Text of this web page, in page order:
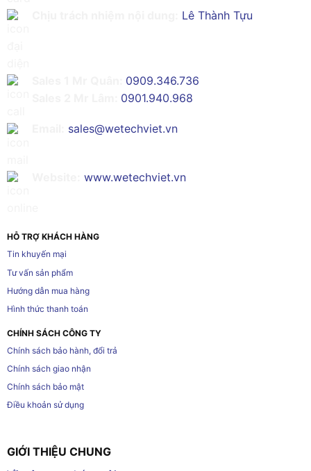
Lê Thành Tựu
0909.346.736
0901.940.968
sales@wetechviet.vn
www.wetechviet.vn
HỖ TRỢ KHÁCH HÀNG
Tin khuyến mại
Tư vấn sản phẩm
Hướng dẫn mua hàng
Hình thức thanh toán
CHÍNH SÁCH CÔNG TY
Chính sách bảo hành, đổi trả
Chính sách giao nhận
Chính sách bảo mật
Điều khoản sử dụng
GIỚI THIỆU CHUNG